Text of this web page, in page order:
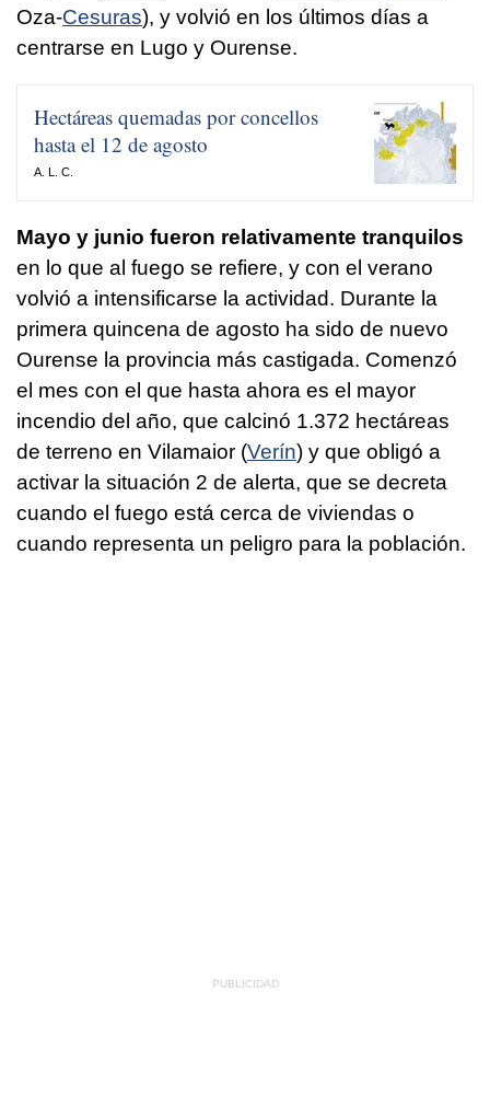
Oza-Cesuras), y volvió en los últimos días a
centrarse en Lugo y Ourense.
Hectáreas quemadas por concellos
hasta el 12 de agosto
A. L. C.
Mayo y junio fueron relativamente tranquilos
en lo que al fuego se refiere, y con el verano
volvió a intensificarse la actividad. Durante la
primera quincena de agosto ha sido de nuevo
Ourense la provincia más castigada. Comenzó
el mes con el que hasta ahora es el mayor
incendio del año, que calcinó 1.372 hectáreas
de terreno en Vilamaior (Verín) y que obligó a
activar la situación 2 de alerta, que se decreta
cuando el fuego está cerca de viviendas o
cuando representa un peligro para la población.